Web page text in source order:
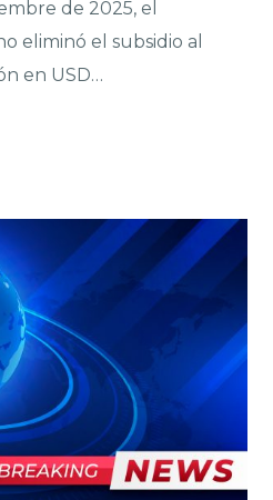
de 2025, el
eliminó el subsidio al
en USD…